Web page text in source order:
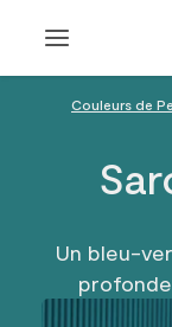
Couleurs de
Un bleu-